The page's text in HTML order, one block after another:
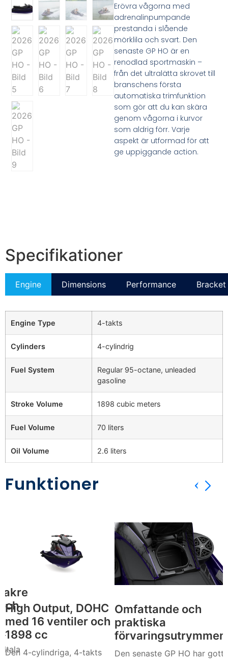
Erövra vågorna med
adrenalinpumpande
prestanda i slående
mörklila och svart. Den
senaste GP HO är en
renodlad sportmaskin –
från det ultralätta skrovet till
branschens första
automatiska trimfunktion
som gör att du kan skära
genom vågorna i kurvor
som aldrig förr. Varje
aspekt är utformad för att
ge uppiggande action.
Specifikationer
Engine Dimensions Performance
Engine Type 4-takts
Cylinders 4-cylindrig
Fuel System
Regular 95-octane, unleaded
gasoline
Stroke Volume 1898 cubic meters
Fuel Volume 70 liters
Oil Volume 2.6 liters
Funktioner
High Output, DOHC
med 16 ventiler och
1898 cc
Den 4-cylindriga, 4-takts
Omfattande och
praktiska
förvaringsutrymmen
Den senaste GP HO har gott